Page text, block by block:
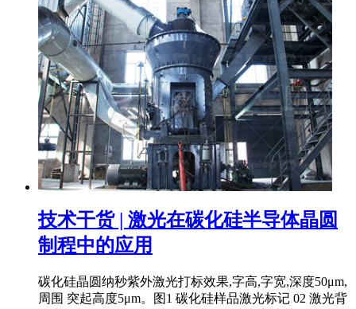
技术干货 | 激光在碳化硅半导体晶圆
制程中的应用
碳化硅晶圆纳秒紫外激光打标效果,字高,字宽,深度50μm,
周围 突起高度5μm。图1 碳化硅样品激光标记 02 激光背